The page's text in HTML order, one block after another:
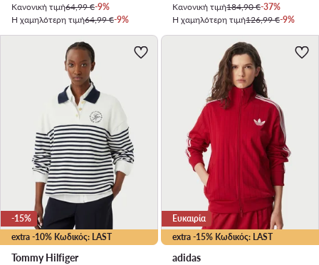
Κανονική τιμή64,99 €-9%
Η χαμηλότερη τιμή64,99 €-9%
Κανονική τιμή184,90 €-37%
Η χαμηλότερη τιμή126,99 €-9%
extra -10% Κωδικός: LAST
-15%
Tommy Hilfiger
extra -15% Κωδικός: LAST
Ευκαιρία
adidas